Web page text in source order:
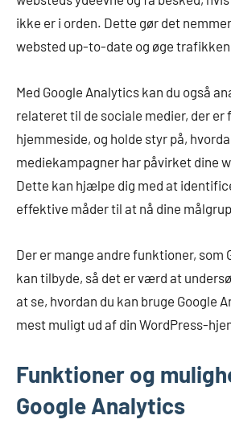
ikke er i orden. Dette gør det
websted up-to-date og øge
Med Google Analytics kan du også
relateret til de sociale medier, der er
hjemmeside, og holde styr på,
mediekampagner har påvirket dine
Dette kan hjælpe dig med at
effektive måder til at nå dine
Der er mange andre funktioner, som
kan tilbyde, så det er værd at
at se, hvordan du kan bruge Google
mest muligt ud af din WordPress-
Funktioner og
Google Analytics